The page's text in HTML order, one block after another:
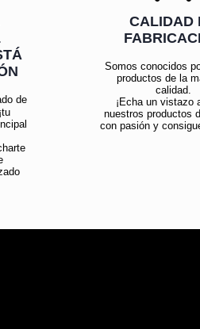
de
CALIDAD
Somos conocidos
productos de la
calidad.
¡Echa un vistazo
nuestros productos
con pasión y